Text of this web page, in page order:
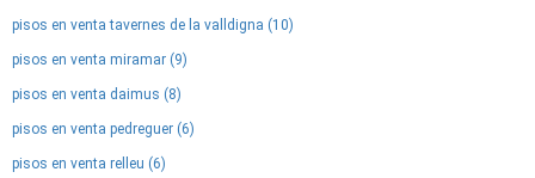
pisos en venta tavernes de la valldigna (10)
pisos en venta miramar (9)
pisos en venta daimus (8)
pisos en venta pedreguer (6)
pisos en venta relleu (6)